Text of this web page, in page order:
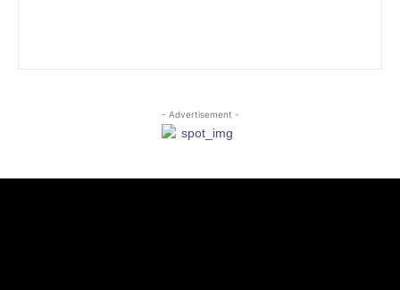
- Advertisement -